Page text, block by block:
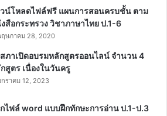
น์โหลดไฟล์ฟรี แผนการสอนครบชั้น ตาม
สือกระทรวง วิชาภาษาไทย ป.1-6
ษภาคม 28, 2020
ภาเปิดอบรมหลักสูตรออนไลน์ จำนวน 4
สูตร เนื่องในวันครู
ราคม 12, 2023
ไฟล์ word แบบฝึกทักษะการอ่าน ป.1-ป.3